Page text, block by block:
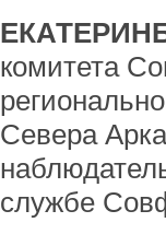
комитета
Севера
службе